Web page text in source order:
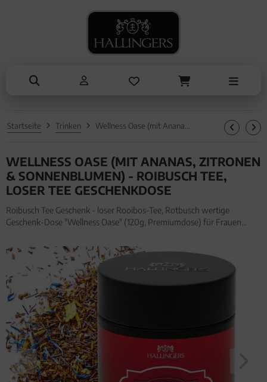
Startseite Trinken
WELLNESS OASE (MIT ANANAS, ZITRONEN
& SONNENBLUMEN) - ROIBUSCH TEE,
LOSER TEE GESCHENKDOSE
Roibusch Tee Geschenk - loser Rooibos-Tee, Rotbusch wertige
Geschenk-Dose "Wellness Oase" (120g, Premiumdose) für Frauen
wertige Geschenk-Dose "Wellness Oase" (120g, Premiumdose) für
Frauen Männe
SOMMER
ALLES ANZEIGEN AUS SOMMER
Genüsse
Liköre
NASCHEN
ALLES ANZEIGEN AUS NASCHEN
Pralinen
Müsli
Honig & Konfitüren
KOCHEN
Essig & Öl
Brot & Pasta
ANLÄSSE
ALLES ANZEIGEN AUS ANLÄSSE
Kleine Aufmerksamkeiten
Ostern
Sommer
Valentinstag
Weihnachten
Danke
Geburtstag
Bayern